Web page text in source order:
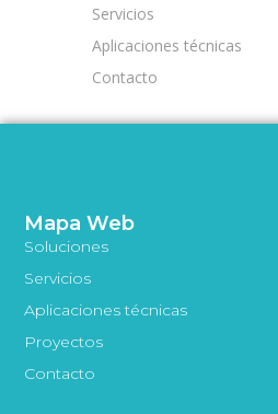
Servicios
Aplicaciones técnicas
Contacto
Mapa Web
Soluciones
Servicios
Aplicaciones técnicas
Proyectos
Contacto